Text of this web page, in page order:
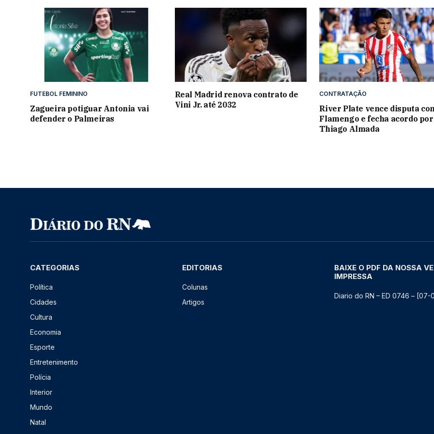
FUTEBOL FEMININO
Zagueira potiguar Antonia vai
defender o Palmeiras
Real Madrid renova contrato de
Vini Jr. até 2032
CONTRATAÇÃO
River Plate vence disputa
Flamengo e fecha acordo por
Thiago Almada
CATEGORIAS
Política
Cidades
Cultura
Economia
Esporte
Entretenimento
Polícia
Interior
Mundo
Natal
EDITORIAS
Colunas
Artigos
BAIXE O PDF DA NOSSA
IMPRESSA
Diario do RN – ED 0746 –